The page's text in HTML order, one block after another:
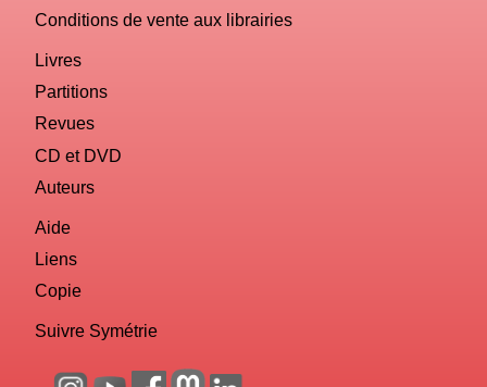
Conditions de vente aux librairies
Livres
Partitions
Revues
CD et DVD
Auteurs
Aide
Liens
Copie
Suivre Symétrie